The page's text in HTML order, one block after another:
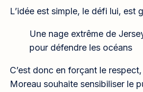
L’idée est simple, le défi lui, est
Une nage extrême de
pour défendre les océans
C’est donc en forçant le
Moreau souhaite sensibiliser le